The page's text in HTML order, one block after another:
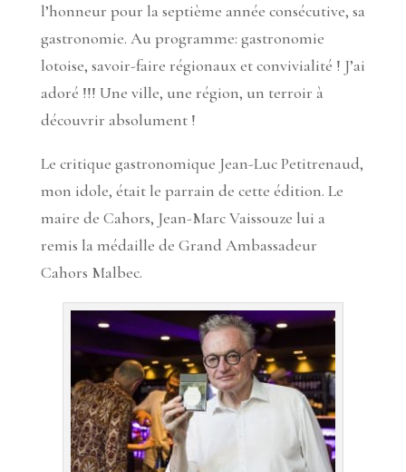
l’honneur pour la septième année consécutive, sa
gastronomie. Au programme: gastronomie
lotoise, savoir-faire régionaux et convivialité ! J’ai
adoré !!! Une ville, une région, un terroir à
découvrir absolument !
Le critique gastronomique Jean-Luc Petitrenaud,
mon idole, était le parrain de cette édition. Le
maire de Cahors, Jean-Marc Vaissouze lui a
remis la médaille de Grand Ambassadeur
Cahors Malbec.